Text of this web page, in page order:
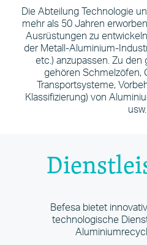
Die Abteilung Technologie
mehr als 50 Jahren
Ausrüstungen zu
der Metall-Aluminium-
etc.) anzupassen. Zu
gehören Schmelzöfen,
Transportsysteme,
Klassifizierung) von
usw.
Befesa bietet
technologische